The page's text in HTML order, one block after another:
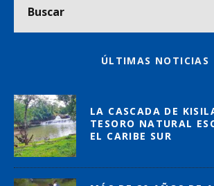
ÚLTIMAS NOTICIAS
LA CASCADA DE
TESORO NATURAL
EL CARIBE SUR